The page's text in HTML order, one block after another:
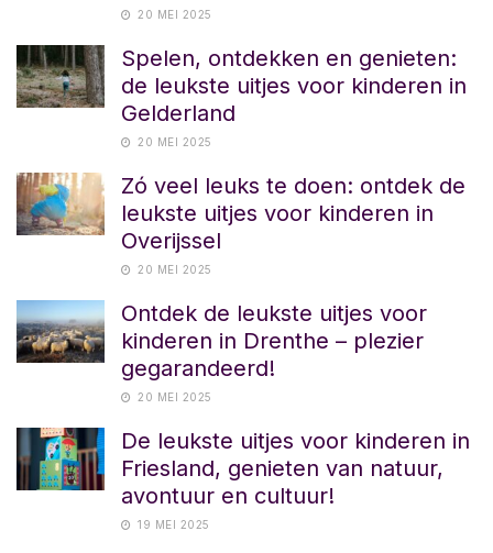
20 MEI 2025
Spelen, ontdekken en genieten:
de leukste uitjes voor kinderen in
Gelderland
20 MEI 2025
Zó veel leuks te doen: ontdek de
leukste uitjes voor kinderen in
Overijssel
20 MEI 2025
Ontdek de leukste uitjes voor
kinderen in Drenthe – plezier
gegarandeerd!
20 MEI 2025
De leukste uitjes voor kinderen in
Friesland, genieten van natuur,
avontuur en cultuur!
19 MEI 2025